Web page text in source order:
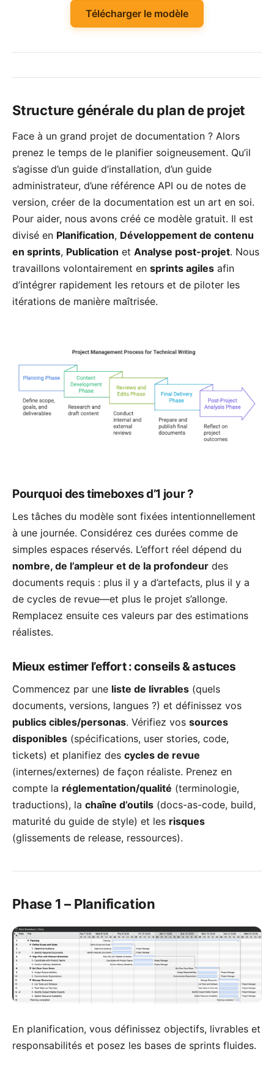
Télécharger le modèle
Structure générale du plan de projet
Face à un grand projet de documentation ? Alors
prenez le temps de le planifier soigneusement. Qu’il
s’agisse d’un guide d’installation, d’un guide
administrateur, d’une référence API ou de notes de
version, créer de la documentation est un art en soi.
Pour aider, nous avons créé ce modèle gratuit. Il est
divisé en Planification, Développement de contenu
en sprints, Publication et Analyse post-projet. Nous
travaillons volontairement en sprints agiles afin
d’intégrer rapidement les retours et de piloter les
itérations de manière maîtrisée.
Pourquoi des timeboxes d’1 jour ?
Les tâches du modèle sont fixées intentionnellement
à une journée. Considérez ces durées comme de
simples espaces réservés. L’effort réel dépend du
nombre, de l’ampleur et de la profondeur des
documents requis : plus il y a d’artefacts, plus il y a
de cycles de revue—et plus le projet s’allonge.
Remplacez ensuite ces valeurs par des estimations
réalistes.
Mieux estimer l’effort : conseils & astuces
Commencez par une liste de livrables (quels
documents, versions, langues ?) et définissez vos
publics cibles/personas. Vérifiez vos sources
disponibles (spécifications, user stories, code,
tickets) et planifiez des cycles de revue
(internes/externes) de façon réaliste. Prenez en
compte la réglementation/qualité (terminologie,
traductions), la chaîne d’outils (docs-as-code, build,
maturité du guide de style) et les risques
(glissements de release, ressources).
Phase 1 – Planification
En planification, vous définissez objectifs, livrables et
responsabilités et posez les bases de sprints fluides.